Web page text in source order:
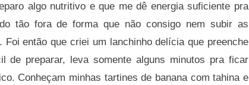
algo nutritivo e que me dê energia suficiente pra
tão fora de forma que não consigo nem subir as
então que criei um lanchinho delícia que preenche
de preparar, leva somente alguns minutos pra ficar
Conheçam minhas tartines de banana com tahina e